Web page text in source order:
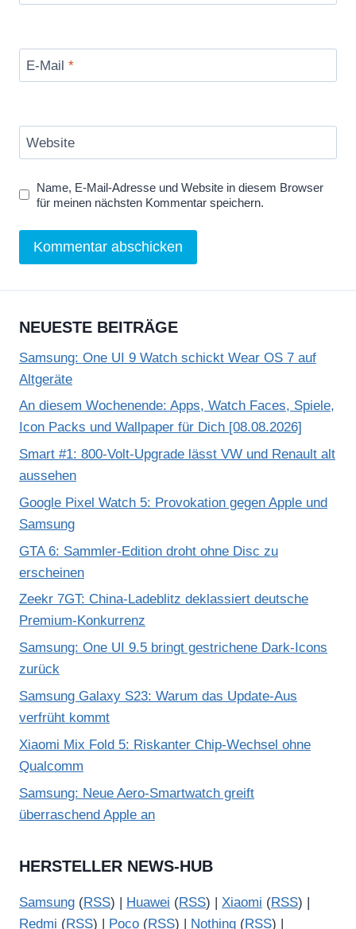
E-Mail *
Website
Name, E-Mail-Adresse und Website in diesem Browser
für meinen nächsten Kommentar speichern.
NEUESTE BEITRÄGE
Samsung: One UI 9 Watch schickt Wear OS 7 auf
Altgeräte
An diesem Wochenende: Apps, Watch Faces, Spiele,
Icon Packs und Wallpaper für Dich [08.08.2026]
Smart #1: 800-Volt-Upgrade lässt VW und Renault alt
aussehen
Google Pixel Watch 5: Provokation gegen Apple und
Samsung
GTA 6: Sammler-Edition droht ohne Disc zu
erscheinen
Zeekr 7GT: China-Ladeblitz deklassiert deutsche
Premium-Konkurrenz
Samsung: One UI 9.5 bringt gestrichene Dark-Icons
zurück
Samsung Galaxy S23: Warum das Update-Aus
verfrüht kommt
Xiaomi Mix Fold 5: Riskanter Chip-Wechsel ohne
Qualcomm
Samsung: Neue Aero-Smartwatch greift
überraschend Apple an
HERSTELLER NEWS-HUB
Samsung (RSS) | Huawei (RSS) | Xiaomi (RSS) |
Redmi (RSS) | Poco (RSS) | Nothing (RSS) |